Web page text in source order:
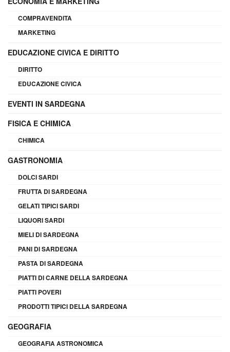
COMPRAVENDITA
MARKETING
EDUCAZIONE CIVICA E DIRITTO
DIRITTO
EDUCAZIONE CIVICA
EVENTI IN SARDEGNA
FISICA E CHIMICA
CHIMICA
GASTRONOMIA
DOLCI SARDI
FRUTTA DI SARDEGNA
GELATI TIPICI SARDI
LIQUORI SARDI
MIELI DI SARDEGNA
PANI DI SARDEGNA
PASTA DI SARDEGNA
PIATTI DI CARNE DELLA SARDEGNA
PIATTI POVERI
PRODOTTI TIPICI DELLA SARDEGNA
GEOGRAFIA
GEOGRAFIA ASTRONOMICA